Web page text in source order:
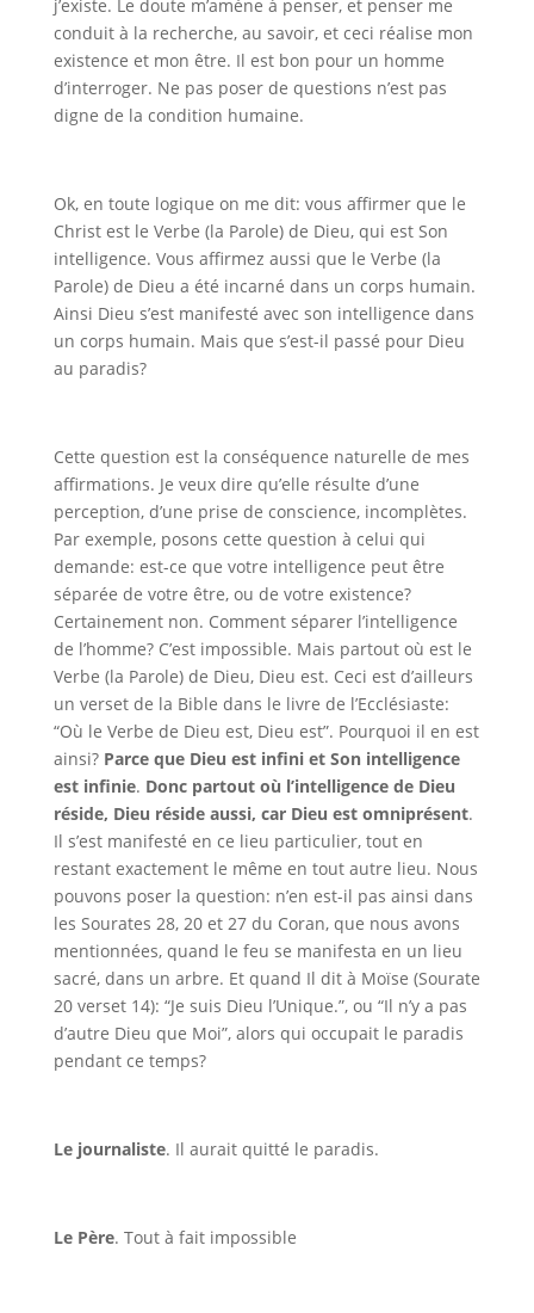
j’existe. Le doute m’amène à penser, et penser me
conduit à la recherche, au savoir, et ceci réalise mon
existence et mon être. Il est bon pour un homme
d’interroger. Ne pas poser de questions n’est pas
digne de la condition humaine.
Ok, en toute logique on me dit: vous affirmer que le
Christ est le Verbe (la Parole) de Dieu, qui est Son
intelligence. Vous affirmez aussi que le Verbe (la
Parole) de Dieu a été incarné dans un corps humain.
Ainsi Dieu s’est manifesté avec son intelligence dans
un corps humain. Mais que s’est-il passé pour Dieu
au paradis?
Cette question est la conséquence naturelle de mes
affirmations. Je veux dire qu’elle résulte d’une
perception, d’une prise de conscience, incomplètes.
Par exemple, posons cette question à celui qui
demande: est-ce que votre intelligence peut être
séparée de votre être, ou de votre existence?
Certainement non. Comment séparer l’intelligence
de l’homme? C’est impossible. Mais partout où est le
Verbe (la Parole) de Dieu, Dieu est. Ceci est d’ailleurs
un verset de la Bible dans le livre de l’Ecclésiaste:
“Où le Verbe de Dieu est, Dieu est”. Pourquoi il en est
ainsi? Parce que Dieu est infini et Son intelligence
est infinie. Donc partout où l’intelligence de Dieu
réside, Dieu réside aussi, car Dieu est omniprésent.
Il s’est manifesté en ce lieu particulier, tout en
restant exactement le même en tout autre lieu. Nous
pouvons poser la question: n’en est-il pas ainsi dans
les Sourates 28, 20 et 27 du Coran, que nous avons
mentionnées, quand le feu se manifesta en un lieu
sacré, dans un arbre. Et quand Il dit à Moïse (Sourate
20 verset 14): “Je suis Dieu l’Unique.”, ou “Il n’y a pas
d’autre Dieu que Moi”, alors qui occupait le paradis
pendant ce temps?
Le journaliste. Il aurait quitté le paradis.
Le Père. Tout à fait impossible